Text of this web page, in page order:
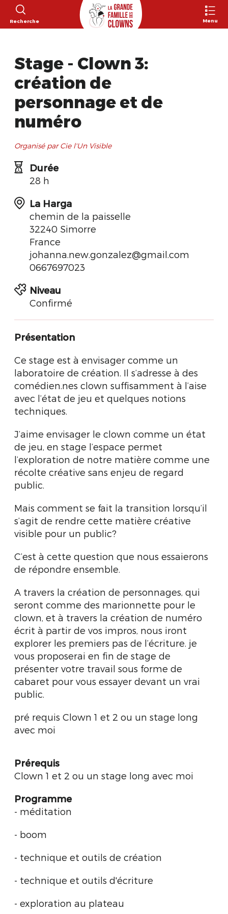
Recherche Menu
Stage - Clown 3:
création de
personnage et de
numéro
Organisé par Cie l'Un Visible
Durée
28 h
La Harga
chemin de la paisselle
32240 Simorre
France
johanna.new.gonzalez@gmail.com
0667697023
Niveau
Confirmé
Présentation
Ce stage est à envisager comme un
laboratoire de création. Il s’adresse à des
comédien.nes clown suffisamment à l’aise
avec l’état de jeu et quelques notions
techniques.
J’aime envisager le clown comme un état
de jeu, en stage l’espace permet
l’exploration de notre matière comme une
récolte créative sans enjeu de regard
public.
Mais comment se fait la transition lorsqu’il
s’agit de rendre cette matière créative
visible pour un public?
C’est à cette question que nous essaierons
de répondre ensemble.
A travers la création de personnages, qui
seront comme des marionnette pour le
clown, et à travers la création de numéro
écrit à partir de vos impros, nous iront
explorer les premiers pas de l’écriture. je
vous proposerai en fin de stage de
présenter votre travail sous forme de
cabaret pour vous essayer devant un vrai
public.
pré requis Clown 1 et 2 ou un stage long
avec moi
Prérequis
Clown 1 et 2 ou un stage long avec moi
Programme
- méditation
- boom
- technique et outils de création
- technique et outils d'écriture
- exploration au plateau